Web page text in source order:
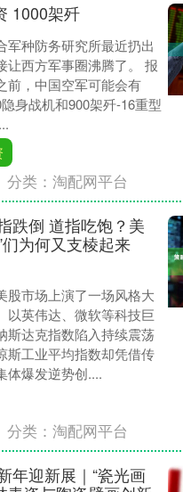
1000架歼
军种防务研究所最近扔出
让西方军事圈沸腾了。 报
前，中国空军可能会有
身战机和900架歼-16重型
分类：淘配网平台
跌倒 道指吃饱？美
们为何又支棱起来
股市场上演了一场风格大
以英伟达、微软等科技巨
斯达克指数陷入持续震荡
斯工业平均指数却凭借传
体爆发逆势创....
分类：淘配网平台
年迎新展｜“瓷光画